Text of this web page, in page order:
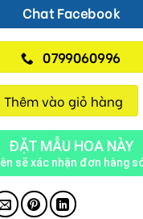
Chat Facebook
0799060996
Thêm vào giỏ hàng
ĐẶT MẪU HOA NÀY
sẽ xác nhận đơn hàng